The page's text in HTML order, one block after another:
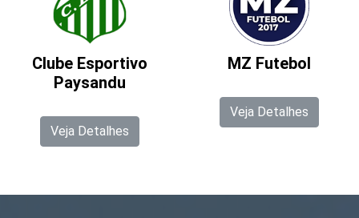
Clube Esportivo
Paysandu
Veja Detalhes
MZ Futebol
Veja Detalhes